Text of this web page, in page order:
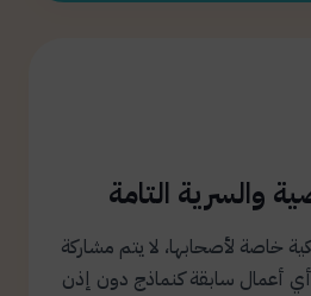
والسرية التامة
خاصة لأصحابها، لا يتم مشاركة
أعمال سابقة كنماذج دون إذن